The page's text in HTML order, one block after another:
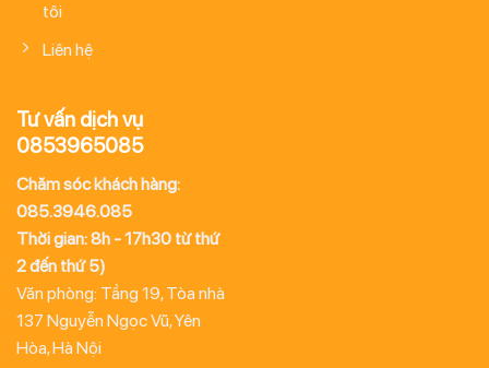
tôi
Liên hệ
Tư vấn dịch vụ
0853965085
Chăm sóc khách hàng:
085.3946.085
Thời gian: 8h - 17h30 từ thứ
2 đến thứ 5)
Văn phòng: Tầng 19, Tòa nhà
137 Nguyễn Ngọc Vũ, Yên
Hòa, Hà Nội